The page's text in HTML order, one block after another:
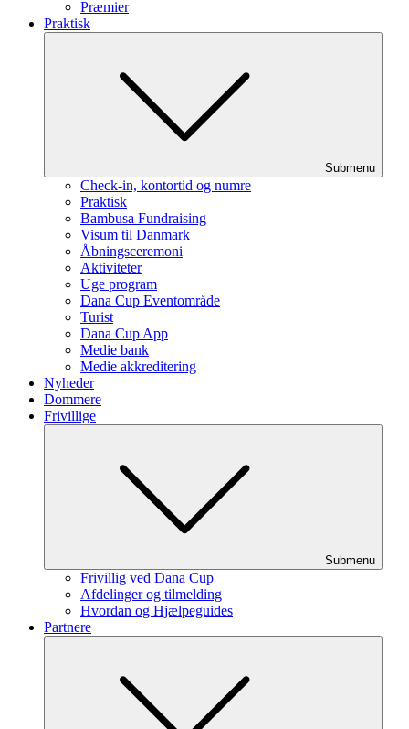
Præmier
Praktisk
Submenu
Check-in, kontortid og numre
Praktisk
Bambusa Fundraising
Visum til Danmark
Åbningsceremoni
Aktiviteter
Uge program
Dana Cup Eventområde
Turist
Dana Cup App
Medie bank
Medie akkreditering
Nyheder
Dommere
Frivillige
Submenu
Frivillig ved Dana Cup
Afdelinger og tilmelding
Hvordan og Hjælpeguides
Partnere